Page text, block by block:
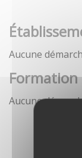
Aucune
Formation
Aucune